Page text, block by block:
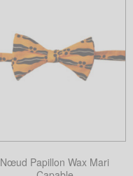
Nœud Papillon Wax Mari